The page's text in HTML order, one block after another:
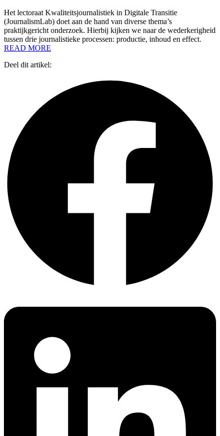
Het lectoraat Kwaliteitsjournalistiek in Digitale Transitie
(JournalismLab) doet aan de hand van diverse thema’s
praktijkgericht onderzoek. Hierbij kijken we naar de wederkerigheid
tussen drie journalistieke processen: productie, inhoud en effect.
READ MORE
Deel dit artikel: